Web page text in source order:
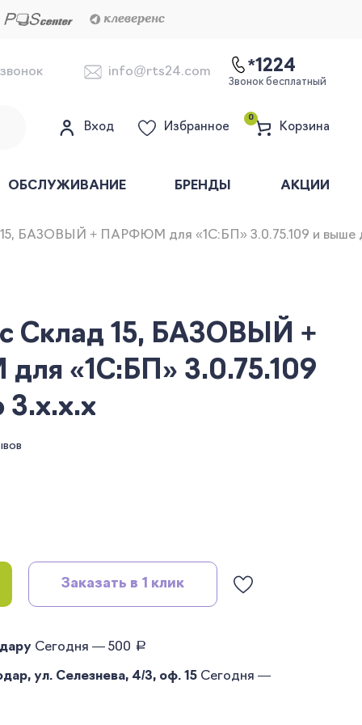
info@rts24.com *1224
Звонок бесплатный
Вход Избранное
0
Корзина
ОБСЛУЖИВАНИЕ БРЕНДЫ АКЦИИ
15, БАЗОВЫЙ + ПАРФЮМ для «1С:БП» 3.0.75.109 и выше
Склад 15, БАЗОВЫЙ +
«1С:БП» 3.0.75.109
3.x.x.x
Заказать в 1 клик
Сегодня — 500 руб.
ул. Селезнева, 4/3, оф. 15 Сегодня —